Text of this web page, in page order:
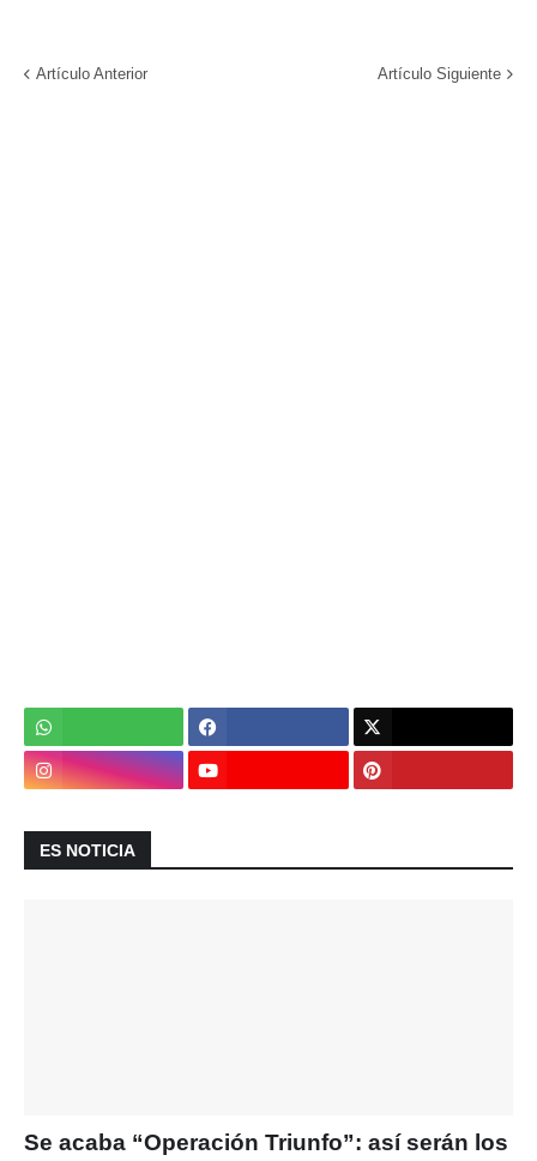
Artículo Anterior Artículo Siguiente
ES NOTICIA
Se acaba “Operación Triunfo”: así serán los